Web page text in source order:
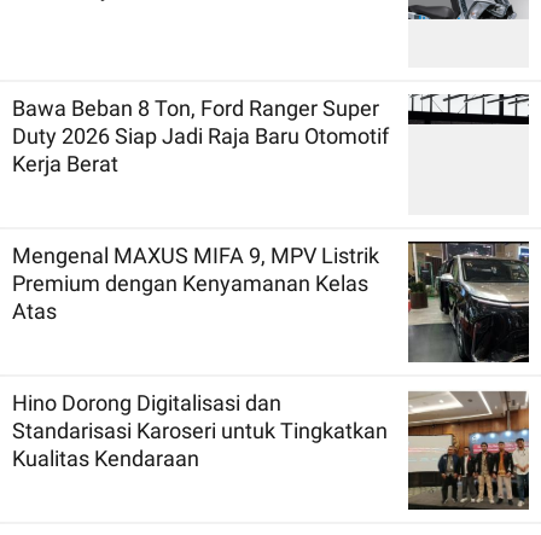
Bawa Beban 8 Ton, Ford Ranger Super
Duty 2026 Siap Jadi Raja Baru Otomotif
Kerja Berat
Mengenal MAXUS MIFA 9, MPV Listrik
Premium dengan Kenyamanan Kelas
Atas
Hino Dorong Digitalisasi dan
Standarisasi Karoseri untuk Tingkatkan
Kualitas Kendaraan